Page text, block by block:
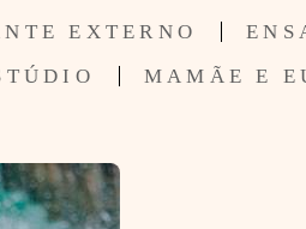
EXTERNO
MAMÃE E